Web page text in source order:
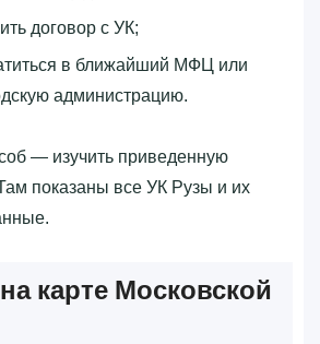
договор с УК;
в ближайший МФЦ или
администрацию.
— изучить приведенную
показаны все УК Рузы и их
карте Московской